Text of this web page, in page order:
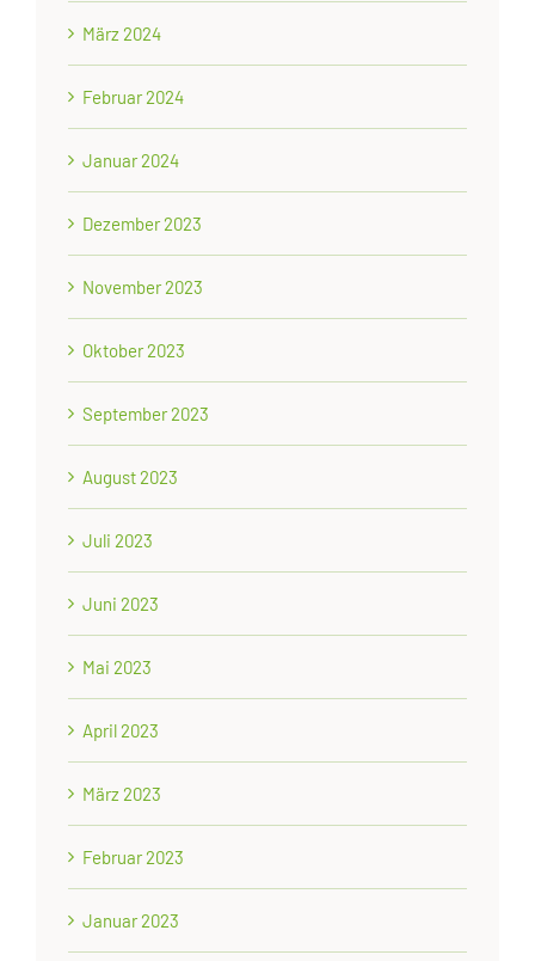
März 2024
Februar 2024
Januar 2024
Dezember 2023
November 2023
Oktober 2023
September 2023
August 2023
Juli 2023
Juni 2023
Mai 2023
April 2023
März 2023
Februar 2023
Januar 2023